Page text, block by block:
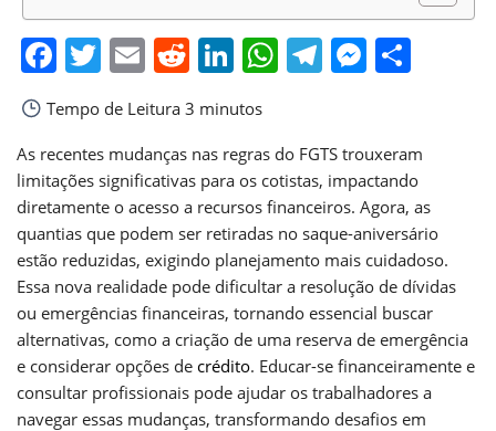
Facebook
Twitter
EmailReddit
LinkedIn
WhatsApp
Telegram
Tempo de Leitura 3 minutos
As recentes mudanças nas regras do FGTS trouxeram
limitações significativas para os cotistas, impactando
diretamente o acesso a recursos financeiros. Agora, as
quantias que podem ser retiradas no saque-aniversário
estão reduzidas, exigindo planejamento mais cuidadoso.
Essa nova realidade pode dificultar a resolução de dívidas
ou emergências financeiras, tornando essencial buscar
alternativas, como a criação de uma reserva de emergência
e considerar opções de crédito. Educar-se financeiramente e
consultar profissionais pode ajudar os trabalhadores a
navegar essas mudanças, transformando desafios em